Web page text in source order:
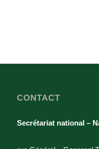
CONTACT
Secrétariat national –